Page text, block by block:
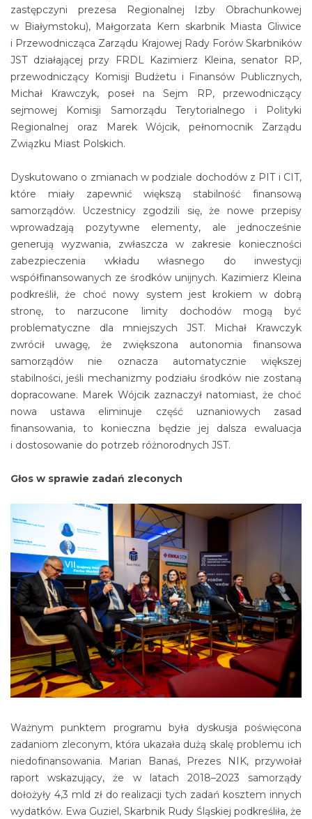
zastępczyni prezesa Regionalnej Izby Obrachunkowej
w Białymstoku), Małgorzata Kern skarbnik Miasta Gliwice
i Przewodnicząca Zarządu Krajowej Rady Forów Skarbników
JST działającej przy FRDL Kazimierz Kleina, senator RP,
przewodniczący Komisji Budżetu i Finansów Publicznych,
Michał Krawczyk, poseł na Sejm RP, przewodniczący
sejmowej Komisji Samorządu Terytorialnego i Polityki
Regionalnej oraz Marek Wójcik, pełnomocnik Zarządu
Związku Miast Polskich.
Dyskutowano o zmianach w podziale dochodów z PIT i CIT,
które miały zapewnić większą stabilność finansową
samorządów. Uczestnicy zgodzili się, że nowe przepisy
wprowadzają pozytywne elementy, ale jednocześnie
generują wyzwania, zwłaszcza w zakresie konieczności
zabezpieczenia wkładu własnego do inwestycji
współfinansowanych ze środków unijnych. Kazimierz Kleina
podkreślił, że choć nowy system jest krokiem w dobrą
stronę, to narzucone limity dochodów mogą być
problematyczne dla mniejszych JST. Michał Krawczyk
zwrócił uwagę, że zwiększona autonomia finansowa
samorządów nie oznacza automatycznie większej
stabilności, jeśli mechanizmy podziału środków nie zostaną
dopracowane. Marek Wójcik zaznaczył natomiast, że choć
nowa ustawa eliminuje część uznaniowych zasad
finansowania, to konieczna będzie jej dalsza ewaluacja
i dostosowanie do potrzeb różnorodnych JST.
Głos w sprawie zadań zleconych
Ważnym punktem programu była dyskusja poświęcona
zadaniom zleconym, która ukazała dużą skalę problemu ich
niedofinansowania. Marian Banaś, Prezes NIK, przywołał
raport wskazujący, że w latach 2018–2023 samorządy
dołożyły 4,3 mld zł do realizacji tych zadań kosztem innych
wydatków. Ewa Guziel, Skarbnik Rudy Śląskiej podkreśliła, że